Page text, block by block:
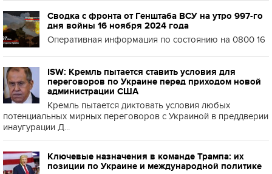
Сводка с фронта от Генштаба ВСУ на утро 997-го
дня войны 16 ноября 2024 года
Оперативная информация по состоянию на 0800 16
ISW: Кремль пытается ставить условия для
переговоров по Украине перед приходом новой
администрации США
Кремль пытается диктовать условия любых
потенциальных мирных переговоров с Украиной в преддверии
инаугурации Д...
Ключевые назначения в команде Трампа: их
позиции по Украине и международной политике